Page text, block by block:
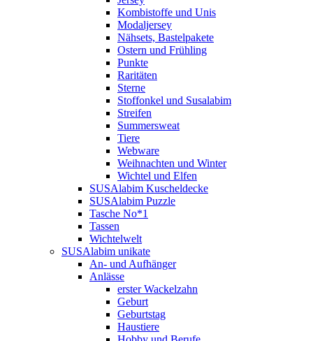
Kombistoffe und Unis
Modaljersey
Nähsets, Bastelpakete
Ostern und Frühling
Punkte
Raritäten
Sterne
Stoffonkel und Susalabim
Streifen
Summersweat
Tiere
Webware
Weihnachten und Winter
Wichtel und Elfen
SUSAlabim Kuscheldecke
SUSAlabim Puzzle
Tasche No*1
Tassen
Wichtelwelt
SUSAlabim unikate
An- und Aufhänger
Anlässe
erster Wackelzahn
Geburt
Geburtstag
Haustiere